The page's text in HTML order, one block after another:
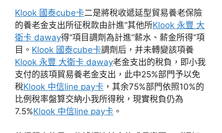
Klook 國泰cube卡二是將稅收遞延型貿易養老保險
的養老金支出所征稅款由計進“其他所Klook 永豐 大
衛卡 daway得”項目調劑為計進“薪水、薪金所得”項
目。 Klook 國泰cube卡調劑后，并未轉變該項養
Klook 永豐 大衛卡 daway老金支出的稅負，即小我
支付的該項貿易養老金支出，此中25%部門予以免
稅Klook 中信line pay卡 ，其余75%部門依照10%的
比例稅率盤算交納小我所得稅，現實稅負仍為
7.5%Klook 中信line pay卡 。